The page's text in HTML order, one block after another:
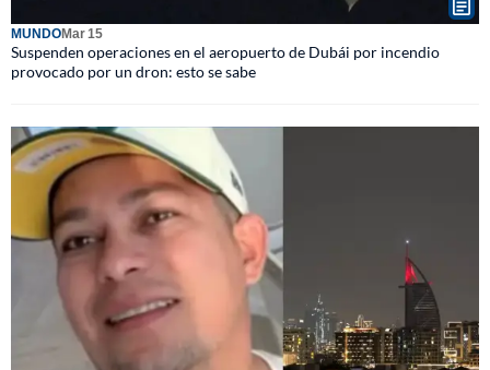
MUNDOMar 15
Suspenden operaciones en el aeropuerto de Dubái por incendio
provocado por un dron: esto se sabe